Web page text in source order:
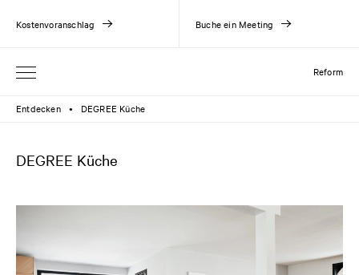
Reform
Kostenvoranschlag Buche ein Meeting
Entdecken ● DEGREE Küche
DEGREE Küche